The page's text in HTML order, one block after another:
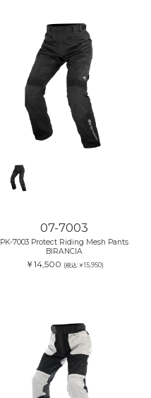
07-7003
PK-7003 Protect Riding Mesh Pants
BIRANCIA
￥14,500 (税込:￥15,950)